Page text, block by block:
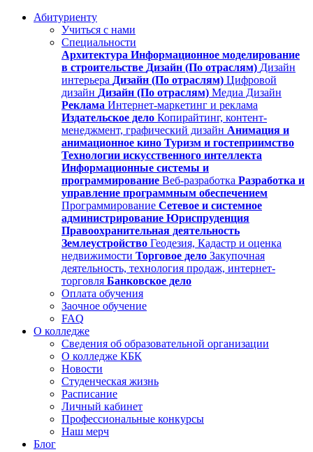
Абитуриенту
Учиться с нами
Специальности
Архитектура Информационное моделирование
в строительстве Дизайн (По отраслям) Дизайн
интерьера Дизайн (По отраслям) Цифровой
дизайн Дизайн (По отраслям) Медиа Дизайн
Реклама Интернет-маркетинг и реклама
Издательское дело Копирайтинг, контент-
менеджмент, графический дизайн Анимация и
анимационное кино Туризм и гостеприимство
Технологии искусственного интеллекта
Информационные системы и
программирование Веб-разработка Разработка и
управление программным обеспечением
Программирование Сетевое и системное
администрирование Юриспруденция
Правоохранительная деятельность
Землеустройство Геодезия, Кадастр и оценка
недвижимости Торговое дело Закупочная
деятельность, технология продаж, интернет-
торговля Банковское дело
Оплата обучения
Заочное обучение
FAQ
О колледже
Сведения об образовательной организации
О колледже КБК
Новости
Студенческая жизнь
Расписание
Личный кабинет
Профессиональные конкурсы
Наш мерч
Блог